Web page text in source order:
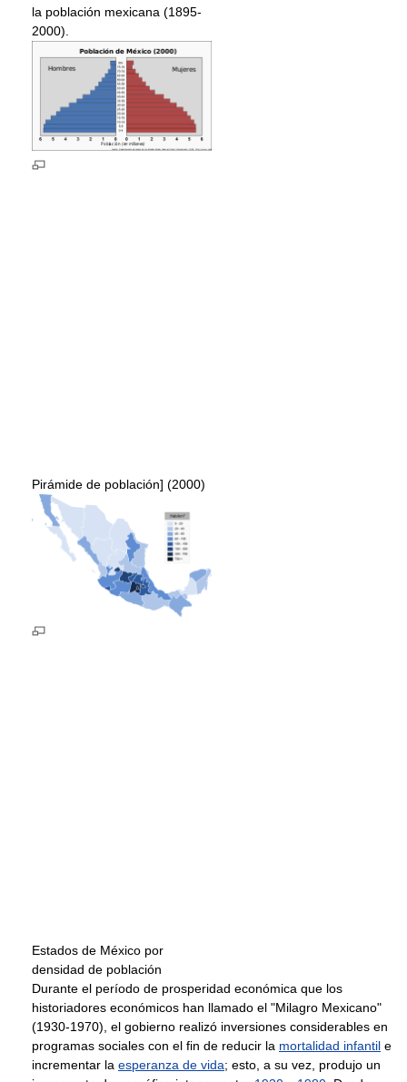
la población mexicana (1895-
2000).
Pirámide de población] (2000)
Estados de México por
densidad de población
Durante el período de prosperidad económica que los
historiadores económicos han llamado el "Milagro Mexicano"
(1930-1970), el gobierno realizó inversiones considerables en
programas sociales con el fin de reducir la mortalidad infantil e
incrementar la esperanza de vida; esto, a su vez, produjo un